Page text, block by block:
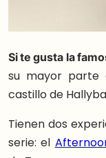
Si te gusta la
su mayor parte
castillo de
Tienen dos
serie: el